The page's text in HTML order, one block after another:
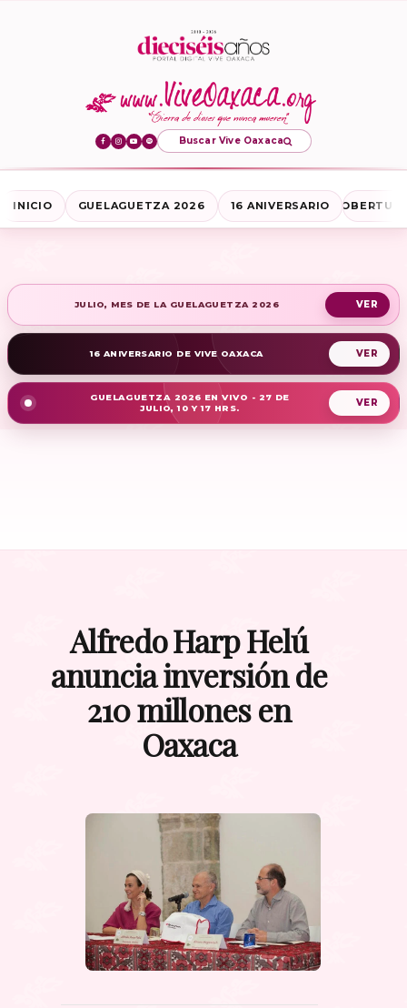
Buscar Vive Oaxaca
INICIO GUELAGUETZA 2026 16 ANIVERSARIO
JULIO, MES DE LA GUELAGUETZA 2026
16 ANIVERSARIO DE VIVE OAXACA
GUELAGUETZA 2026 EN VIVO - 27 DE
JULIO, 10 Y 17 HRS.
Alfredo Harp Helú
anuncia inversión de
210 millones en
Oaxaca